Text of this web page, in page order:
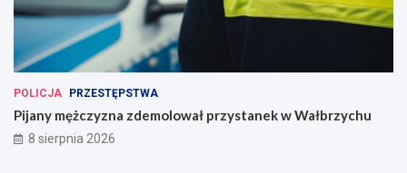
POLICJA PRZESTĘPSTWA
Pijany mężczyzna zdemolował przystanek w Wałbrzychu
8 sierpnia 2026